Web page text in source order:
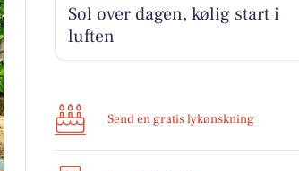
Sol over dagen, kølig start i
luften
Send en gratis lykønskning